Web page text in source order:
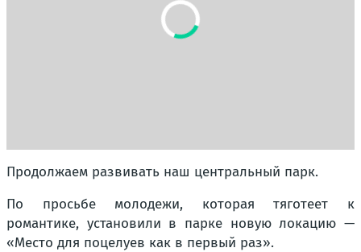
Продолжаем развивать наш центральный парк.
По просьбе молодежи, которая тяготеет к
романтике, установили в парке новую локацию —
«Место для поцелуев как в первый раз».